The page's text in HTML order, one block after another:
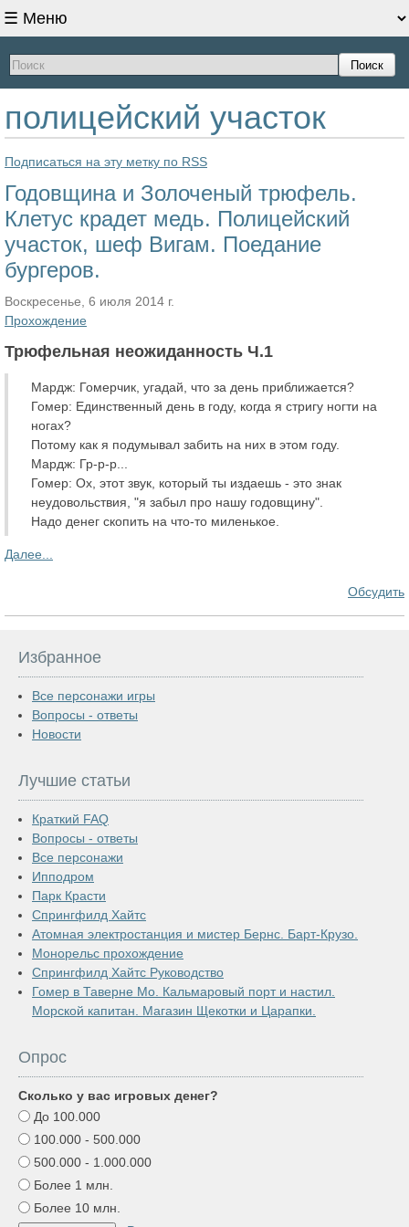
Поиск
полицейский участок
Подписаться на эту метку по RSS
Годовщина и Золоченый трюфель.
Клетус крадет медь. Полицейский
участок, шеф Вигам. Поедание
бургеров.
Воскресенье, 6 июля 2014 г.
Прохождение
Трюфельная неожиданность Ч.1
Мардж: Гомерчик, угадай, что за день приближается?
Гомер: Единственный день в году, когда я стригу ногти на
ногах?
Потому как я подумывал забить на них в этом году.
Мардж: Гр-р-р...
Гомер: Ох, этот звук, который ты издаешь - это знак
неудовольствия, "я забыл про нашу годовщину".
Надо денег скопить на что-то миленькое.
Далее...
Обсудить
Избранное
Все персонажи игры
Вопросы - ответы
Новости
Лучшие статьи
Краткий FAQ
Вопросы - ответы
Все персонажи
Ипподром
Парк Красти
Спрингфилд Хайтс
Атомная электростанция и мистер Бернс. Барт-Крузо.
Монорельс прохождение
Спрингфилд Хайтс Руководство
Гомер в Таверне Мо. Кальмаровый порт и настил.
Морской капитан. Магазин Щекотки и Царапки.
Опрос
Сколько у вас игровых денег?
До 100.000
100.000 - 500.000
500.000 - 1.000.000
Более 1 млн.
Более 10 млн.